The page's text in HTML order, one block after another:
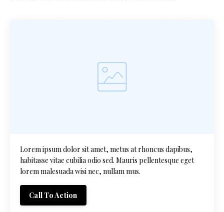
Lorem ipsum dolor sit amet, metus at rhoncus dapibus,
habitasse vitae cubilia odio sed. Mauris pellentesque eget
lorem malesuada wisi nec, nullam mus.
Call To Action